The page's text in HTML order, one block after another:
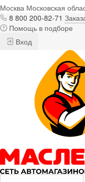
Москва Московская
8 800 200-82-71
Помощь в подборе
Вход